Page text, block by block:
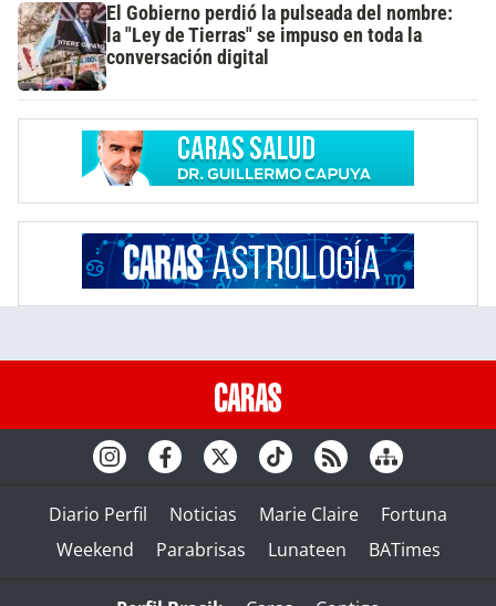
El Gobierno perdió la pulseada del nombre:
la "Ley de Tierras" se impuso en toda la
conversación digital
Diario Perfil Noticias Marie Claire
Fortuna
Weekend
Parabrisas Lunateen BATimes